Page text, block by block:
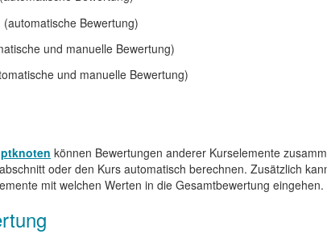
(automatische Bewertung)
und manuelle Bewertung)
und manuelle Bewertung)
können Bewertungen anderer Kurselemente
oder den Kurs automatisch berechnen. Zusätzlich
mit welchen Werten in die Gesamtbewertung eingehen.